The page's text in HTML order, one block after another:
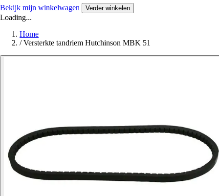
Bekijk mijn winkelwagen Verder winkelen
Loading...
Home
/ Versterkte tandriem Hutchinson MBK 51